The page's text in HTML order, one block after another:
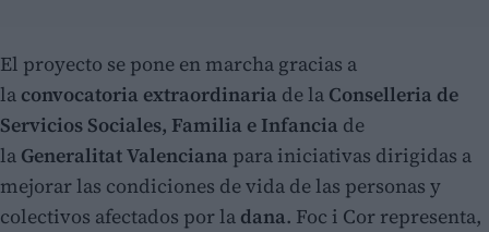
El proyecto se pone en marcha gracias a
la convocatoria extraordinaria de la Conselleria de
Servicios Sociales, Familia e Infancia de
la Generalitat Valenciana para iniciativas dirigidas a
mejorar las condiciones de vida de las personas y
colectivos afectados por la dana. Foc i Cor representa,